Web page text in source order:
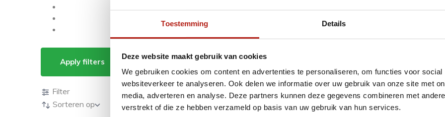
Toestemming Details
Deze website maakt gebruik van cookies
We gebruiken cookies om content en advertenties te personaliseren, om functies voor
websiteverkeer te analyseren. Ook delen we informatie over uw gebruik van onze site met
media, adverteren en analyse. Deze partners kunnen deze gegevens combineren met
verstrekt of die ze hebben verzameld op basis van uw gebruik van hun services.
Apply filters Producten getagd met 100CM
Producten
Filter
Sorteren op